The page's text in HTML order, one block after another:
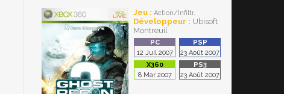
Jeu : Action/Infiltr.
Développeur : Ubisoft
Montreuil
12 Juil 2007 23 Août 2007
8 Mar 2007 23 Août 2007